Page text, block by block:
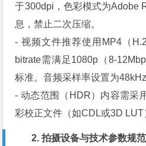
于300dpi，色彩模式为Adobe
息，禁止二次压缩。
- 视频文件推荐使用MP4（
bitrate需满足1080p（8-
标准。音频采样率设置为
- 动态范围（HDR）内容需采
彩校正文件（如CDL或3D LUT
2. 拍摄设备与技术参数规范